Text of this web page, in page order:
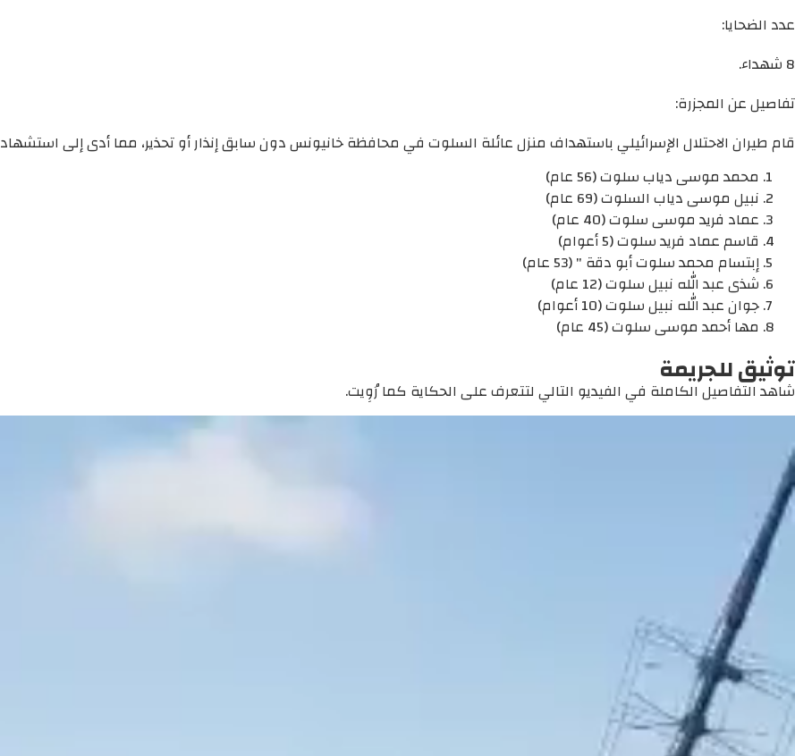
عدد الضحايا:
8 شهداء.
تفاصيل عن المجزرة:
قام طيران الاحتلال الإسرائيلي باستهداف منزل عائلة السلوت في محافظة خانيونس دون سابق إنذار أو تحذير، مما أدى إلى استشهاد 8 شهداء. عرف منهم:
محمد موسى دياب سلوت (56 عام)
نبيل موسى دياب السلوت (69 عام)
عماد فريد موسى سلوت (40 عام)
قاسم عماد فريد سلوت (5 أعوام)
إبتسام محمد سلوت أبو دقة " (53 عام)
شذى عبد الله نبيل سلوت (12 عام)
جوان عبد الله نبيل سلوت (10 أعوام)
مها أحمد موسى سلوت (45 عام)
توثيق للجريمة
شاهد التفاصيل الكاملة في الفيديو التالي لتتعرف على الحكاية كما رُوِيت.